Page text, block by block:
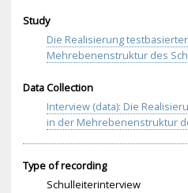
Study
Die Realisierung
Mehrebenenstruktur des
Data Collection
Interview (data): Die
in der Mehrebenenstruktur
Type of recording
Schulleiterinterview